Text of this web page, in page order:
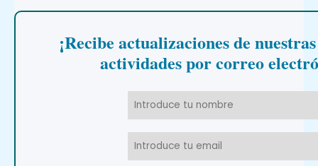
¡Recibe actualizaciones de
actividades por correo